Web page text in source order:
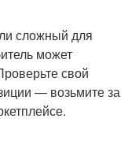
сложный для
может
свой
— возьмите за